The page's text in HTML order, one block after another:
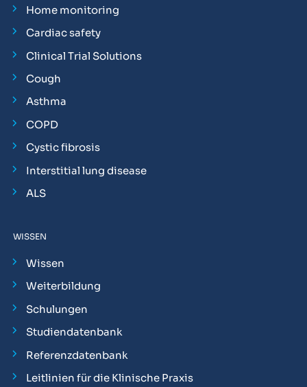
Home monitoring
Cardiac safety
Clinical Trial Solutions
Cough
Asthma
COPD
Cystic fibrosis
Interstitial lung disease
ALS
WISSEN
Wissen
Weiterbildung
Schulungen
Studiendatenbank
Referenzdatenbank
Leitlinien für die Klinische Praxis